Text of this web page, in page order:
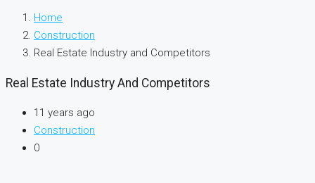
Home
Construction
Real Estate Industry and Competitors
Real Estate Industry And Competitors
11 years ago
Construction
0